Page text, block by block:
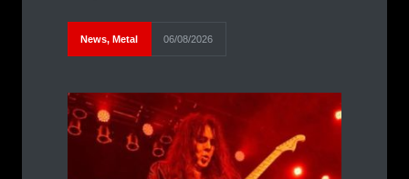
News, Metal 06/08/2026